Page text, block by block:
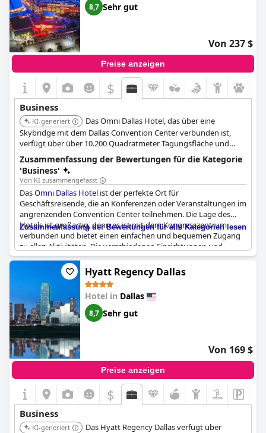
8,7 Sehr gut
Von 237 $
Preise anzeigen
$
Business
KI-generiert
Das Omni Dallas Hotel, das über eine
Skybridge mit dem Dallas Convention Center verbunden ist,
verfügt über über 10.200 Quadratmeter Tagungsfläche und
bietet Platz für bis zu 3.000 Teilnehmer. Es bietet 1.001
Gästezimmer und Suiten, eine Dachterrasse mit Pool, ein
Fitnesscenter und ein luxuriöses Spa. Das Hotel bietet
verschiedene Suiten-Optionen mit separaten Wohn- und
Schlafbereichen.
Zusammenfassung der Bewertungen für die Kategorie
'Business'
Von KI zusammengefasst
DasOmni Dallas Hotel ist der perfekte Ort für
Geschäftsreisende, die an Konferenzen oder Veranstaltungen im
angrenzenden Convention Center teilnehmen. Die Lage des
Hotels ist großartig, denn es ist mit dem Kongresszentrum
verbunden und bietet einen einfachen und bequemen Zugang
zu allen Aktivitäten. Die verschiedenen Einrichtungen und
Restaurants im Hotel sind auf die unterschiedlichen Bedürfnisse
von Geschäftskonferenzen abgestimmt. Das Hotel ist erstklassig
und hat bereits große Sportveranstaltungen wie den Optavia-
Kongress beherbergt. Trotz der Meinung eines Gastes erhielt
das Hotel im Allgemeinen positive Bewertungen, mit Ausnahme
eines Kommentars, dass ein komplett neues Team benötigt
wird. Insgesamt ist das Omni Dallas eine gute Wahl für
Geschäftsreisende, die einen einfachen Zugang zum
Kongresszentrum benötigen und gleichzeitig einen
komfortablen und bequemen Platz zum Arbeiten suchen, auch
für diejenigen, die Schularbeiten erledigen müssen.
Zusammenfassung der Bewertungen für alle Kategorien lesen
Hyatt Regency Dallas
Hotel in Dallas
8,7 Sehr gut
Von 169 $
Preise anzeigen
$
Business
KI-generiert
Das Hyatt Regency Dallas verfügt über